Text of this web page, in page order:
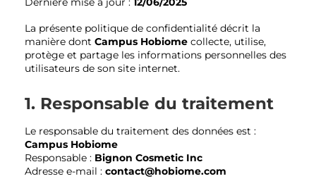
La présente politique de confidentialité décrit la
manière dont Campus Hobiome collecte, utilise,
protège et partage les informations personnelles des
utilisateurs de son site internet.
1. Responsable du traitement
Le responsable du traitement des données est :
Campus Hobiome
Responsable : Bignon Cosmetic Inc
Adresse e-mail : contact@hobiome.com